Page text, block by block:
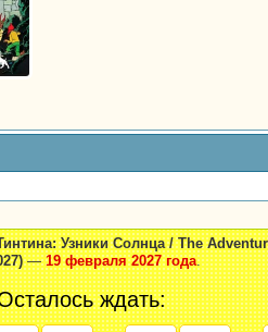
Узники Солнца / The
—19 февраля 2027 года.
ждать: